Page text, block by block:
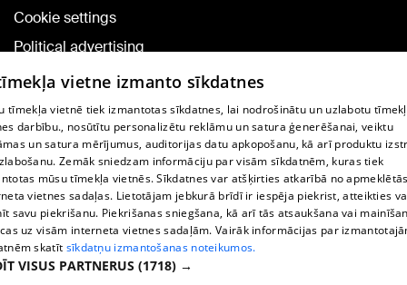
Cookie settings
Political advertising
Cookie policy
Commenting terms
TV program
Contract rules
360 Ziņu kontakti
Helio Media
Vortal assistance service: e-mail -
vietne izmanto sīkdatnes
tīmekļa vietnē tiek izmantotas sīkdatnes, lai nodrošinātu un uzlabotu
darbību., nosūtītu personalizētu reklāmu un satura ģenerēšanai, veiktu
un satura mērījumus, auditorijas datu apkopošanu, kā arī produktu
Zemāk sniedzam informāciju par visām sīkdatnēm, kuras tiek
mūsu tīmekļa vietnēs. Sīkdatnes var atšķirties atkarībā no
vietnes sadaļas. Lietotājam jebkurā brīdī ir iespēja piekrist, atteikties
savu piekrišanu. Piekrišanas sniegšana, kā arī tās atsaukšana vai
uz visām interneta vietnes sadaļām. Vairāk informācijas par
skatīt sīkdatņu izmantošanas noteikumos.
VISUS PARTNERUS (1718) →